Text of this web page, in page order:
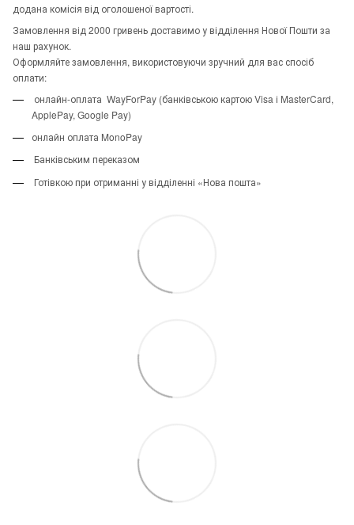
додана комісія від оголошеної вартості.
Замовлення від 2000 гривень доставимо у відділення Нової Пошти за
наш рахунок.
Оформляйте замовлення, використовуючи зручний для вас спосіб
оплати:
онлайн-оплата WayForPay (банківською картою Visa і MasterCard,
ApplePay, Google Pay)
онлайн оплата MonoPay
Банківським переказом
Готівкою при отриманні у відділенні «Нова пошта»